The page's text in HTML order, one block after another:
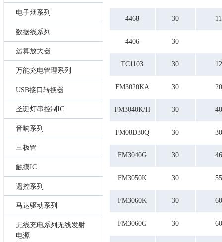
电子烟系列
数据线系列
运算放大器
万能充电管理系列
USB接口转换器
圣诞灯串控制IC
音响系列
三极管
触摸IC
遥控系列
马达驱动系列
无线充电系列无线发射
电源
400
2.4
2.8
26.3
3.1
3.3
4.5
5.3
4468 30 11
4406 30
TC1103 30 12
FM3020KA 30 20
FM3040K/H 30 40
FM08D30Q 30 30
FM3040G 30 46
FM3050K 30 55
FM3060K 30 60
FM3060G 30 60